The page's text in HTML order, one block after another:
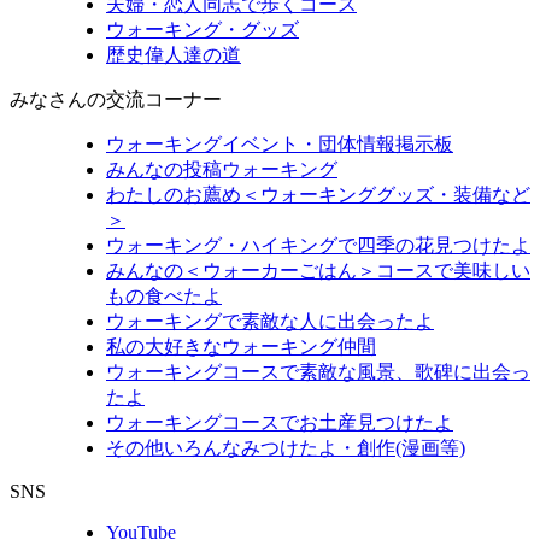
夫婦・恋人同志で歩くコース
ウォーキング・グッズ
歴史偉人達の道
みなさんの交流コーナー
ウォーキングイベント・団体情報掲示板
みんなの投稿ウォーキング
わたしのお薦め＜ウォーキンググッズ・装備など
＞
ウォーキング・ハイキングで四季の花見つけたよ
みんなの＜ウォーカーごはん＞コースで美味しい
もの食べたよ
ウォーキングで素敵な人に出会ったよ
私の大好きなウォーキング仲間
ウォーキングコースで素敵な風景、歌碑に出会っ
たよ
ウォーキングコースでお土産見つけたよ
その他いろんなみつけたよ・創作(漫画等)
SNS
YouTube